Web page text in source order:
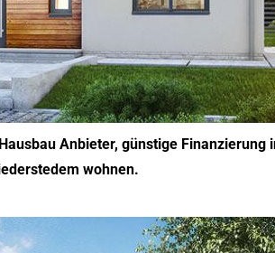
Anbieter, günstige Finanzierung
wohnen.